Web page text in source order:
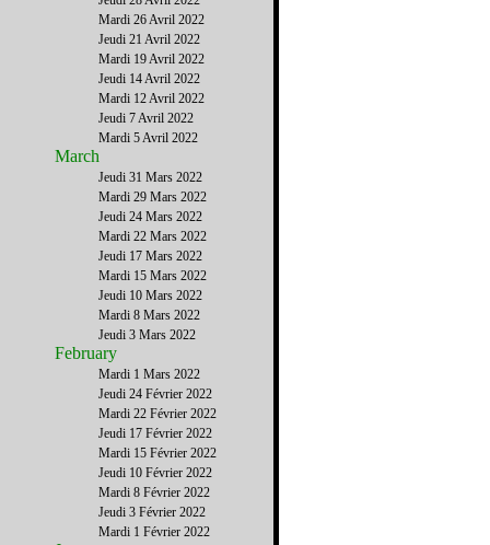
Mardi 26 Avril 2022
Jeudi 21 Avril 2022
Mardi 19 Avril 2022
Jeudi 14 Avril 2022
Mardi 12 Avril 2022
Jeudi 7 Avril 2022
Mardi 5 Avril 2022
March
Jeudi 31 Mars 2022
Mardi 29 Mars 2022
Jeudi 24 Mars 2022
Mardi 22 Mars 2022
Jeudi 17 Mars 2022
Mardi 15 Mars 2022
Jeudi 10 Mars 2022
Mardi 8 Mars 2022
Jeudi 3 Mars 2022
February
Mardi 1 Mars 2022
Jeudi 24 Février 2022
Mardi 22 Février 2022
Jeudi 17 Février 2022
Mardi 15 Février 2022
Jeudi 10 Février 2022
Mardi 8 Février 2022
Jeudi 3 Février 2022
Mardi 1 Février 2022